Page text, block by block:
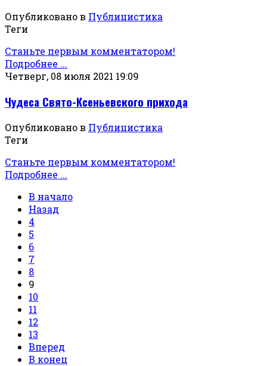
Опубликовано в Публицистика
Теги
Станьте первым комментатором!
Подробнее ...
Четверг, 08 июля 2021 19:09
Чудеса Свято-Ксеньевского прихода
Опубликовано в Публицистика
Теги
Станьте первым комментатором!
Подробнее ...
В начало
Назад
4
5
6
7
8
9
10
11
12
13
Вперед
В конец